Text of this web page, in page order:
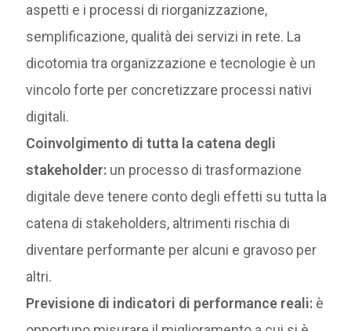
aspetti e i processi di riorganizzazione,
semplificazione, qualità dei servizi in rete. La
dicotomia tra organizzazione e tecnologie è un
vincolo forte per concretizzare processi nativi
digitali.
Coinvolgimento di tutta la catena degli
stakeholder: un processo di trasformazione
digitale deve tenere conto degli effetti su tutta la
catena di stakeholders, altrimenti rischia di
diventare performante per alcuni e gravoso per
altri.
Previsione di indicatori di performance reali: è